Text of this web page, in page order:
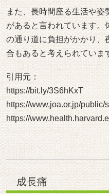
https://bit.ly/3S6hKxT
https://www.joa.or.jp/
https://
成長痛
子どもや成長期の年代では
として成長痛が知られてい
などに違和感を感じること
みが出やすいと言われてい